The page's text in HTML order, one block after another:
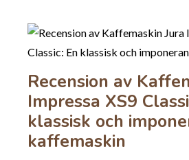
Recension av
Impressa XS9
klassisk och
kaffemaskin